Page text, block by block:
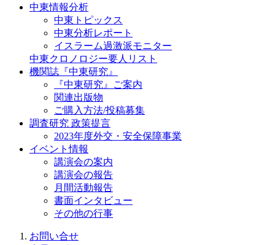
中東情報分析
中東トピックス
中東分析レポート
イスラーム過激派モニター
中東クロノロジー要人リスト
機関誌『中東研究』
『中東研究』ご案内
関連出版物
ご購入方法/投稿募集
調査研究 政策提言
2023年度外交・安全保障事業
イベント情報
講演会の案内
講演会の報告
月間活動報告
書面インタビュー
その他の行事
お問い合せ